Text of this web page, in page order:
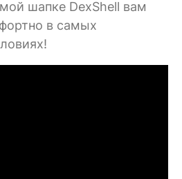
шапке DexShell вам
в самых